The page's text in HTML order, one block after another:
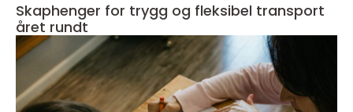
Skaphenger for trygg og fleksibel transport
året rundt